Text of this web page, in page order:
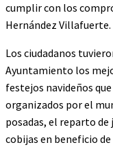
cumplir con los
Hernández Villafuerte.
Los ciudadanos
Ayuntamiento los
festejos navideños
organizados por el
posadas, el reparto
cobijas en beneficio